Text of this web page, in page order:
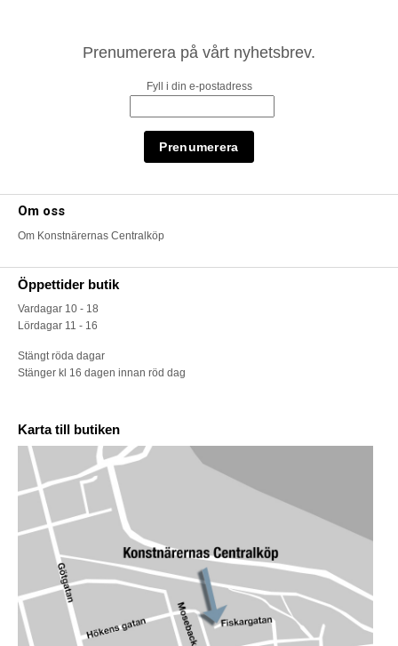
Prenumerera på vårt nyhetsbrev.
Fyll i din e-postadress
Om oss
Om Konstnärernas Centralköp
Öppettider butik
Vardagar 10 - 18
Lördagar 11 - 16
Stängt röda dagar
Stänger kl 16 dagen innan röd dag
Karta till butiken